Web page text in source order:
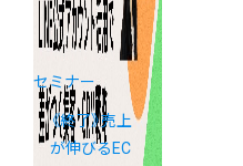
セミナー
《終了》売上
が伸びるEC